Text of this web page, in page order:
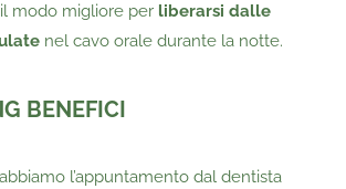
modo migliore per liberarsi dalle
nel cavo orale durante la notte.
BENEFICI
l’appuntamento dal dentista